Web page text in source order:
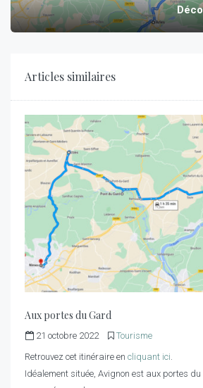
Articles similaires
Aux portes du Gard
21 octobre 2022
Tourisme
Retrouvez cet itinéraire en cliquant ici
Idéalement située, Avignon est aux portes